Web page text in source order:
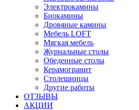
Электрокамины
Биокамины
Дровяные камины
Мебель LOFT
Мягкая мебель
Журнальные столы
Обеденные столы
Керамогранит
Столешницы
Другие работы
ОТЗЫВЫ
АКЦИИ